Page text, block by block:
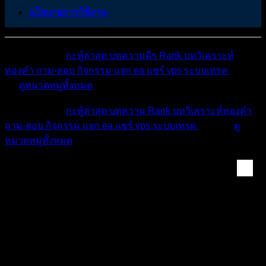
นโยบายการใช้งาน
กะทู้ล่าสุด บทความดีๆ Rank บทวิเคราะห์
ทองคำ ถาม-ตอบ กิจกรรม แจก ea แชร์ vps ระบบเทรด
ดูหมวดหมู่ทั้งหมด
กะทู้ล่าสุด บทความ Rank บทวิเคราะห์ทองคำ
ถาม-ตอบ กิจกรรม แจก ea แชร์ vps ระบบเทรด
ดู
หมวดหมู่ทั้งหมด